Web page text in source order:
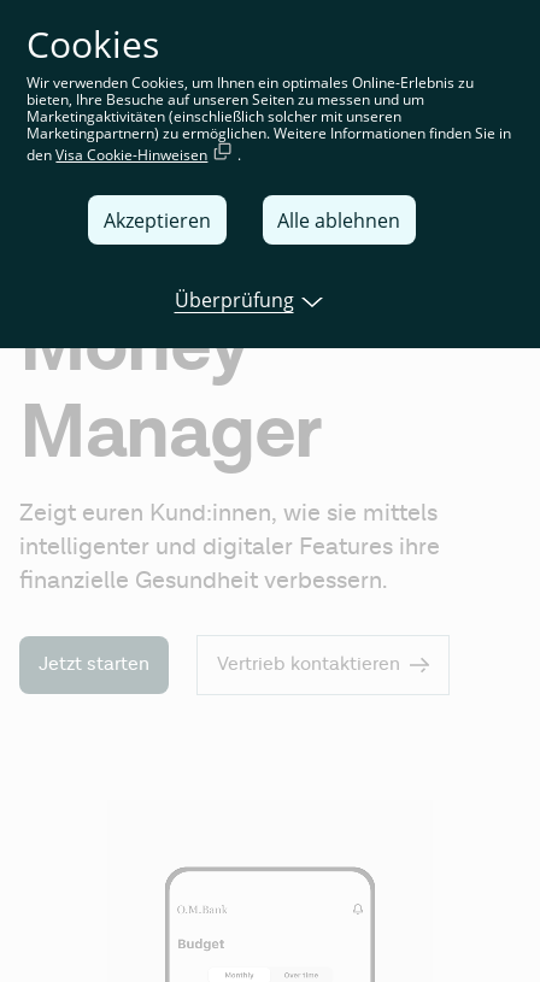
Sie befinden sich auf der deutschen Website. Wählen Sie
Ihre Region aus, um standortspezifische Inhalte angezeigt
zu bekommen
Deutschland
United Kingdom
Global
Deutschland
France
España
Money
Manager
Zeigt euren Kund:innen, wie sie mittels
intelligenter und digitaler Features ihre
finanzielle Gesundheit verbessern.
Jetzt starten Vertrieb kontaktieren
Cookies
Wir verwenden Cookies, um Ihnen ein optimales Online-Erlebnis zu
bieten, Ihre Besuche auf unseren Seiten zu messen und um
Marketingaktivitäten (einschließlich solcher mit unseren
Marketingpartnern) zu ermöglichen. Weitere Informationen finden Sie in
denVisa Cookie-Hinweisen .
Akzeptieren Alle ablehnen
Überprüfung